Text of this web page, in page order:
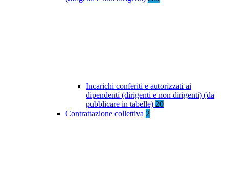
Incarichi conferiti e autorizzati ai
dipendenti (dirigenti e non dirigenti) (da
pubblicare in tabelle) 20
Contrattazione collettiva 2